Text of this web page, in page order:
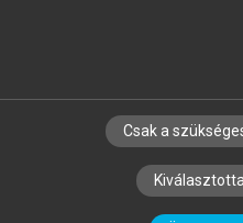
SZERZŐKNEK
SZERKESZTÉSI ÉS
Csak a